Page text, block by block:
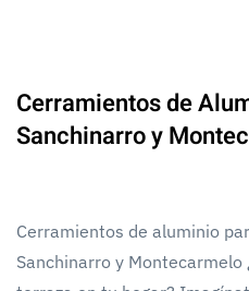
Cerramientos de
Sanchinarro y
Cerramientos de aluminio
Sanchinarro y Montecarmelo